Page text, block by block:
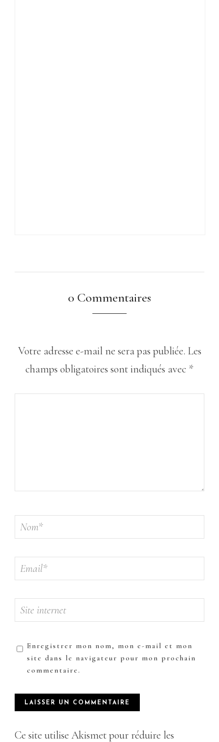
0 Commentaires
Votre adresse e-mail ne sera pas publiée. Les
champs obligatoires sont indiqués avec *
Enregistrer mon nom, mon e-mail et mon
site dans le navigateur pour mon prochain
commentaire.
Ce site utilise Akismet pour réduire les